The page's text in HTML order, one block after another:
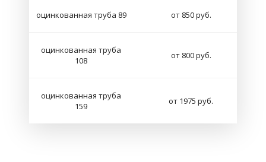
оцинкованная труба 89 от 850 руб.
оцинкованная труба
108
от 800 руб.
оцинкованная труба
159
от 1975 руб.